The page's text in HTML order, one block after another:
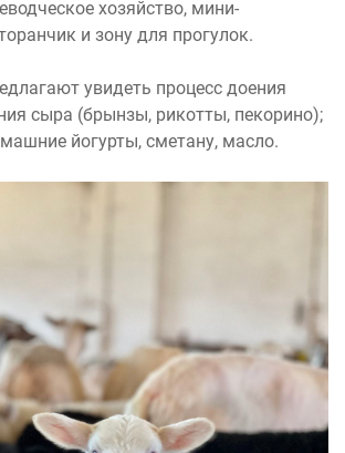
хозяйство, мини-
и зону для прогулок.
увидеть процесс доения
сыра (брынзы, рикотты, пекорино);
йогурты, сметану, масло.